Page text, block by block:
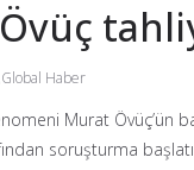
Global Haber
Murat Övüç’ün
soruşturma